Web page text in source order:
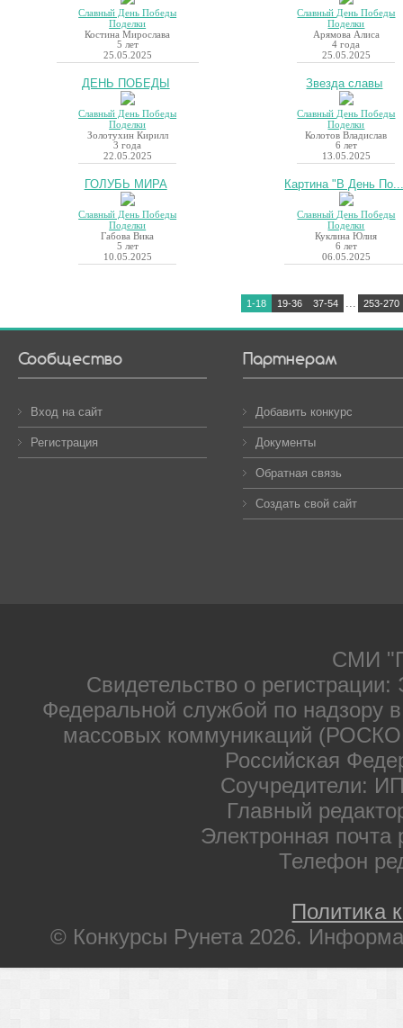
Славный День Победы
Поделки
Костина Мирослава
5 лет
25.05.2025
Славный День Победы
Поделки
Арямова Алиса
4 года
25.05.2025
ДЕНЬ ПОБЕДЫ
Славный День Победы
Поделки
Золотухин Кирилл
3 года
22.05.2025
Звезда славы
Славный День Победы
Поделки
Колотов Владислав
6 лет
13.05.2025
ГОЛУБЬ МИРА
Славный День Победы
Поделки
Габова Вика
5 лет
10.05.2025
Картина "В День
Славный День Победы
Поделки
Куклина Юлия
6 лет
06.05.2025
1-18 19-36 37-54 ... 253-270
Сообщество
Вход на сайт
Регистрация
Партнерам
Добавить конкурс
Документы
Обратная связь
Создать свой сайт
СМИ
Свидетельство о
Федеральной службой по надзору
массовых коммуникаций
Российская
Соучредители:
Главный
Электронная почта
Телефон
Политика
© Конкурсы Рунета 2026.